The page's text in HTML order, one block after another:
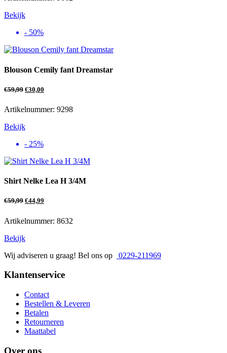
Bekijk
- 50%
Blouson Cemily fant Dreamstar
€59,99 €30,00
Artikelnummer: 9298
Bekijk
- 25%
Shirt Nelke Lea H 3/4M
€59,99 €44,99
Artikelnummer: 8632
Bekijk
Wij adviseren u graag! Bel ons op
0229-211969
Klantenservice
Contact
Bestellen & Leveren
Betalen
Retourneren
Maattabel
Over ons